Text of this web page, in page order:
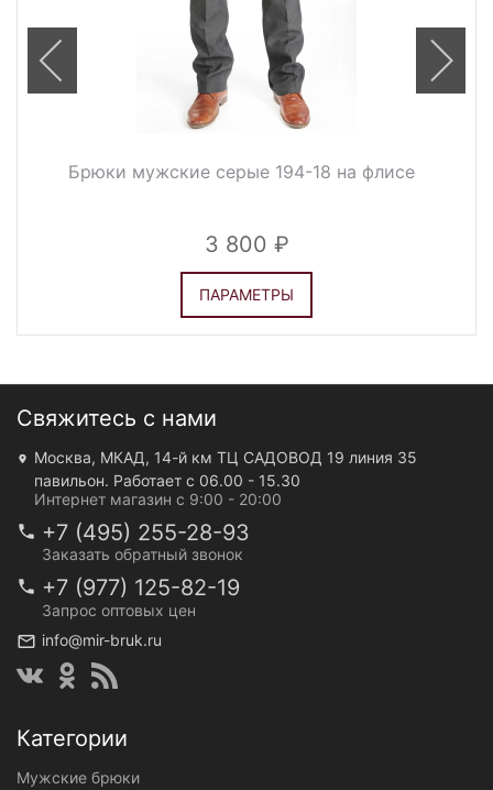
Брюки мужские серые 194-18 на флисе
3 800
ПАРАМЕТРЫ
Свяжитесь с нами
Москва, МКАД, 14-й км ТЦ САДОВОД 19 линия 35
павильон. Работает с 06.00 - 15.30
Интернет магазин с 9:00 - 20:00
+7 (495) 255-28-93
Заказать обратный звонок
+7 (977) 125-82-19
Запрос оптовых цен
info@mir-bruk.ru
Категории
Мужские брюки